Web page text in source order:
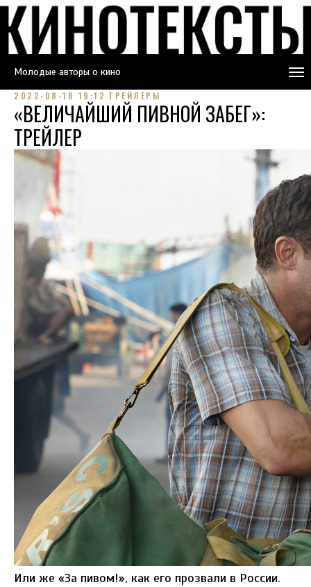
Молодые авторы о кино
2022-08-18 19:12 ТРЕЙЛЕРЫ
«ВЕЛИЧАЙШИЙ ПИВНОЙ ЗАБЕГ»:
ТРЕЙЛЕР
Или же «За пивом!», как его прозвали в России.